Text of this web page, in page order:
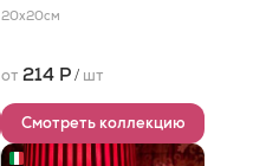
20x20см
от 214 Р/ шт
Смотреть коллекцию